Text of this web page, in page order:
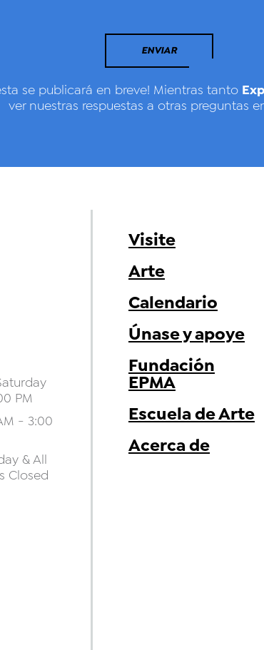
ENVIAR
se publicará en breve! Mientras tanto
ver nuestras respuestas a otras preguntas
PM
- 3:00
& All
Closed
Visite
Arte
Calendario
Únase y apoye
Fundación
EPMA
Escuela de Arte
Acerca de